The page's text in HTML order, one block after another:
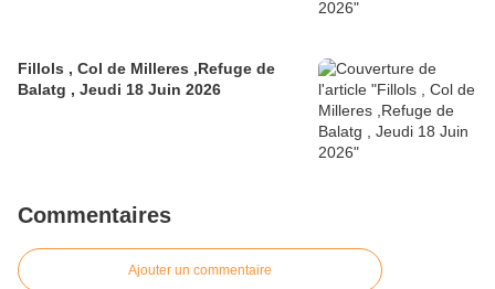
Fillols , Col de Milleres ,Refuge de
Balatg , Jeudi 18 Juin 2026
Commentaires
Ajouter un commentaire